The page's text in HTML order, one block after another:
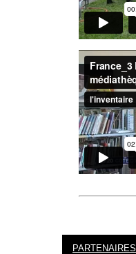
PARTENAIRES